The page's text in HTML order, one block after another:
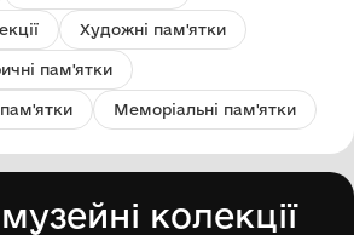
Художні пам'ятки
пам'ятки
Меморіальні пам'ятки
колекції